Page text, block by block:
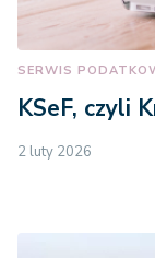
SERWIS
KSeF, czyli
2 luty 2026